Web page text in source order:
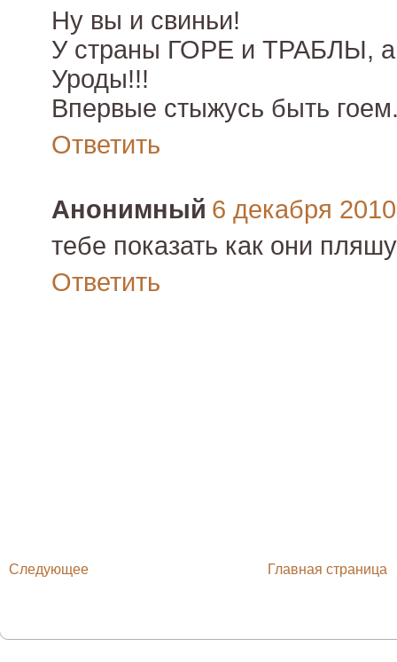
Ну вы и свиньи!
У страны ГОРЕ и ТРАБЛЫ, а
Уроды!!!
Впервые стыжусь быть
Ответить
Анонимный 6 декабря
тебе показать как они
Ответить
Следующее Главная страница